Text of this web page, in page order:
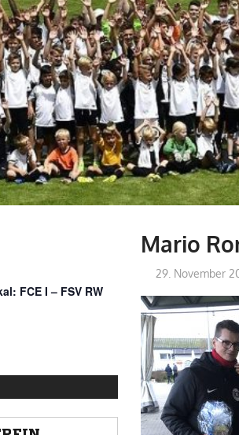
Mario
29. November
FCE I – FSV RW